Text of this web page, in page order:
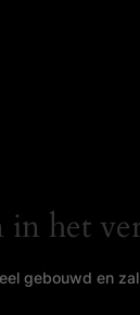
het
gebouwd en